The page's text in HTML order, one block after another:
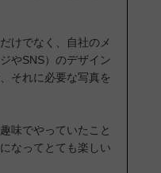
けでなく、自社のメ
やSNS）のデザイン
それに必要な写真を
味でやっていたこと
なってとても楽しい